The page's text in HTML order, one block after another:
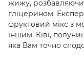
жижу, розбавляючи
гліцерином.
фруктовий мікс з
іншим. Ківі,
яка Вам точно